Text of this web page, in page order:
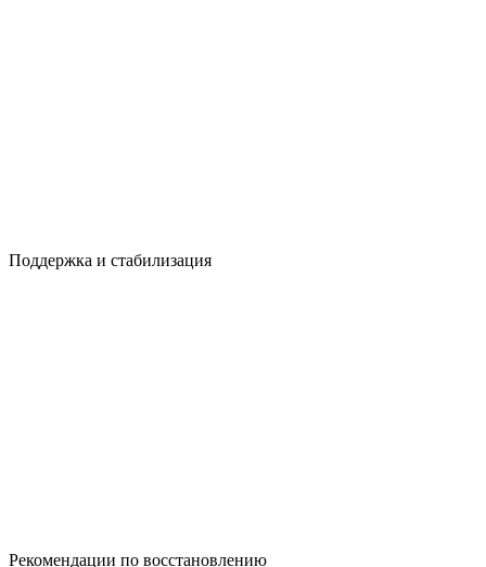
Поддержка и стабилизация
Рекомендации по восстановлению